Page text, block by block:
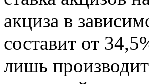
акциза в
составит от
лишь